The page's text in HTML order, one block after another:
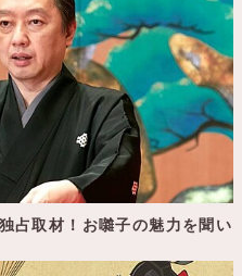
占取材！お囃子の魅力を聞い